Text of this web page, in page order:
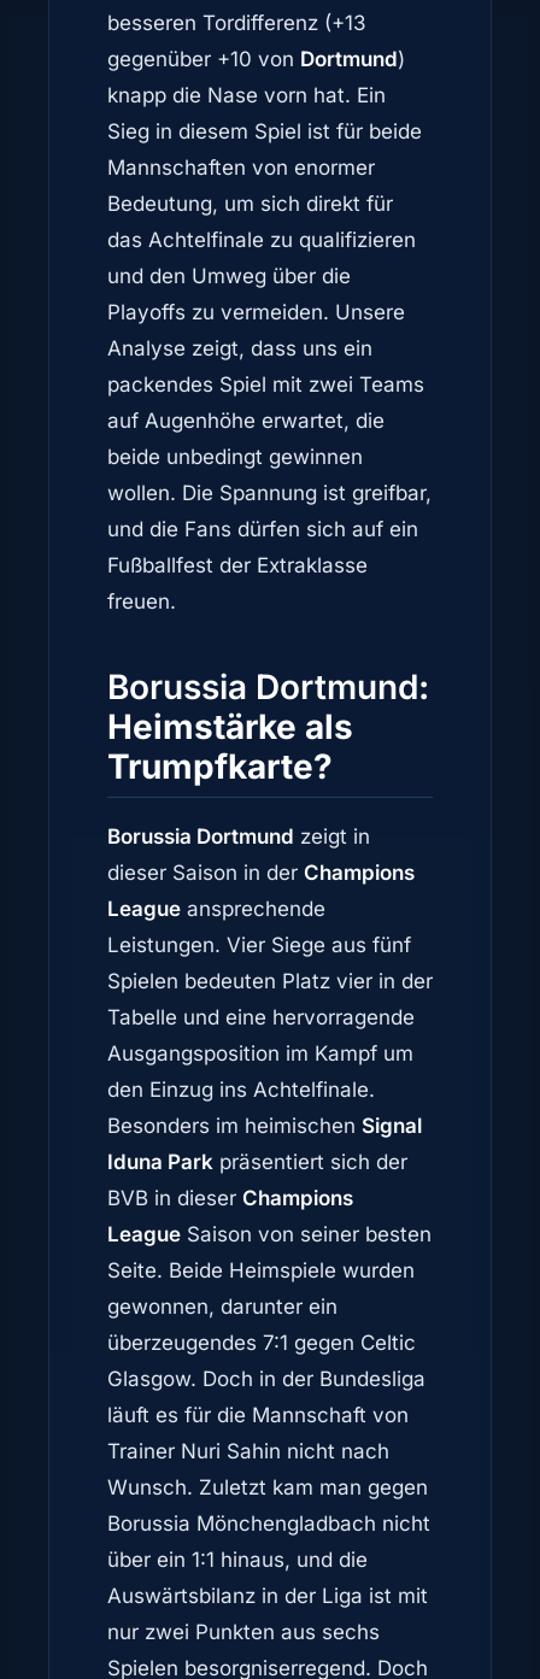
besseren Tordifferenz (+13
gegenüber +10 von Dortmund)
knapp die Nase vorn hat. Ein
Sieg in diesem Spiel ist für beide
Mannschaften von enormer
Bedeutung, um sich direkt für
das Achtelfinale zu qualifizieren
und den Umweg über die
Playoffs zu vermeiden. Unsere
Analyse zeigt, dass uns ein
packendes Spiel mit zwei Teams
auf Augenhöhe erwartet, die
beide unbedingt gewinnen
wollen. Die Spannung ist greifbar,
und die Fans dürfen sich auf ein
Fußballfest der Extraklasse
freuen.
Borussia Dortmund:
Heimstärke als
Trumpfkarte?
Borussia Dortmund zeigt in
dieser Saison in der Champions
League ansprechende
Leistungen. Vier Siege aus fünf
Spielen bedeuten Platz vier in der
Tabelle und eine hervorragende
Ausgangsposition im Kampf um
den Einzug ins Achtelfinale.
Besonders im heimischen Signal
Iduna Park präsentiert sich der
BVB in dieser Champions
League Saison von seiner besten
Seite. Beide Heimspiele wurden
gewonnen, darunter ein
überzeugendes 7:1 gegen Celtic
Glasgow. Doch in der Bundesliga
läuft es für die Mannschaft von
Trainer Nuri Sahin nicht nach
Wunsch. Zuletzt kam man gegen
Borussia Mönchengladbach nicht
über ein 1:1 hinaus, und die
Auswärtsbilanz in der Liga ist mit
nur zwei Punkten aus sechs
Spielen besorgniserregend. Doch